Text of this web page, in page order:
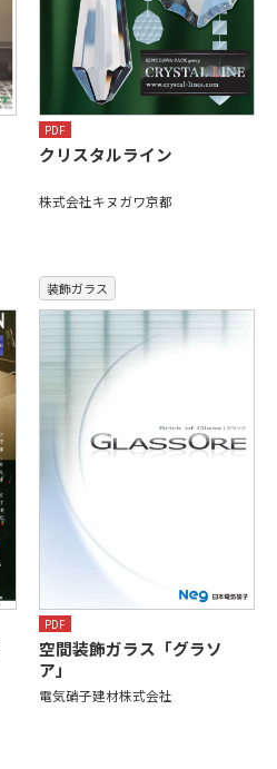
PDF
クリスタルライン
株式会社キヌガワ京都
装飾ガラス
PDF
空間装飾ガラス「グラソ
ア」
電気硝子建材株式会社